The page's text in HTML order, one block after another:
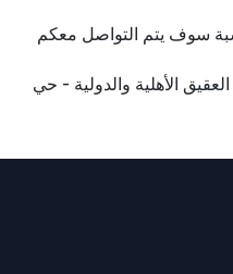
سوف يتم التواصل معكم
الأهلية والدولية - حي